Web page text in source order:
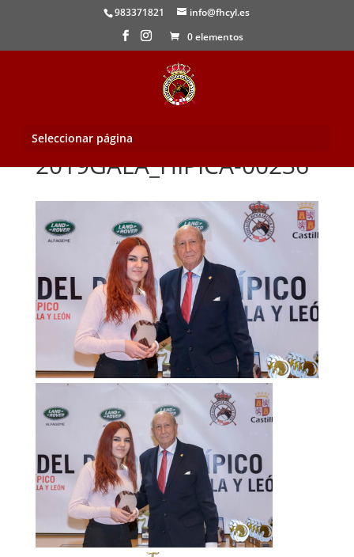
983371821
info@fhcyl.es
0 elementos
Seleccionar página
2019GALA_HIPICA-00236